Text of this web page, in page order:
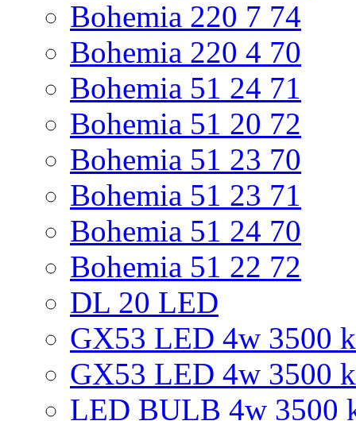
Bohemia 220 7 74
Bohemia 220 4 70
Bohemia 51 24 71
Bohemia 51 20 72
Bohemia 51 23 70
Bohemia 51 23 71
Bohemia 51 24 70
Bohemia 51 22 72
DL 20 LED
GX53 LED 4w 3500
GX53 LED 4w 3500
LED BULB 4w 3500